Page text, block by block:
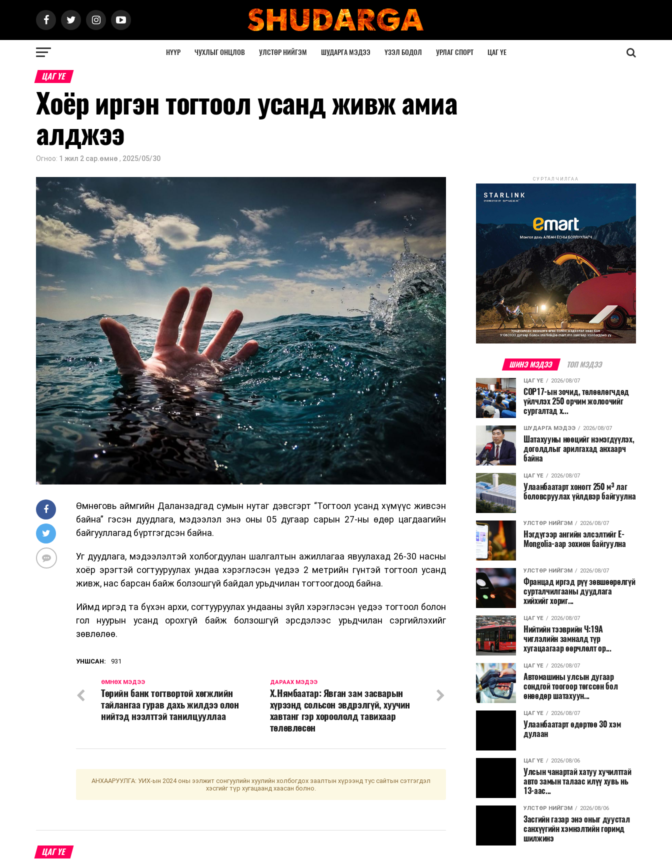
НҮҮР ЧУХЛЫГ ОНЦЛОВ УЛСТӨР НИЙГЭМ ШУДАРГА МЭДЭЭ ҮЗЭЛ БОДОЛ УРЛАГ СПОРТ ЦАГ ҮЕ
ЦАГ ҮЕ
Хоёр иргэн тогтоол усанд живж амиа
алджээ
Огноо: 1 жил 2 сар.өмнө , 2025/05/30
Өмнөговь аймгийн Даланзадгад сумын нутаг дэвсгэрт “Тогтоол усанд хүмүүс живсэн
байна” гэсэн дуудлага, мэдээлэл энэ оны 05 дугаар сарын 27-ны өдөр цагдаагийн
байгууллагад бүртгэгдсэн байна.
Уг дуудлага, мэдээлэлтэй холбогдуулан шалгалтын ажиллагаа явуулахад 26-30 насны
хоёр эрэгтэй согтууруулах ундаа хэрэглэсэн үедээ 2 метрийн гүнтэй тогтоол усанд
живж, нас барсан байж болзошгүй байдал урьдчилан тогтоогдоод байна.
Иймд иргэд та бүхэн архи, согтууруулах ундааны зүйл хэрэглэсэн үедээ тогтоол болон
гол нуурын усанд орохгүй байж болзошгүй эрсдэлээс урьдчилан сэргийлэхийг
зөвлөлөө.
УНШСАН: 931
ДАРААХ МЭДЭЭ
Х.Нямбаатар: Явган зам засварын
хүрээнд сольсон эвдрэлгүй, хуучин
хавтанг гэр хороололд тавихаар
төлөвлөсөн
ӨМНӨХ МЭДЭЭ
Төрийн банк тогтвортой хөгжлийн
тайлангаа гурав дахь жилдээ олон
нийтэд нээлттэй танилцууллаа
АНХААРУУЛГА: УИХ-ын 2024 оны ээлжит сонгуулийн хуулийн холбогдох заалтын хүрээнд тус сайтын сэтгэгдэл
хэсгийг түр хугацаанд хаасан болно.
ЦАГ ҮЕ
СУРТАЛЧИЛГАА
ШИНЭ МЭДЭЭ ТОП МЭДЭЭ
ЦАГ ҮЕ 2026/08/07
COP17-ын зочид, төлөөлөгчдөд
үйлчлэх 250 орчим жолоочийг
сургалтад х...
ШУДАРГА МЭДЭЭ 2026/08/07
Шатахууны нөөцийг нэмэгдүүлэх,
доголдлыг арилгахад анхаарч
байна
ЦАГ ҮЕ 2026/08/07
Улаанбаатарт хоногт 250 м³ лаг
боловсруулах үйлдвэр байгуулна
УЛСТӨР НИЙГЭМ 2026/08/07
Нэгдүгээр ангийн элсэлтийг E-
Mongolia-аар зохион байгуулна
УЛСТӨР НИЙГЭМ 2026/08/07
Францад иргэд рүү зөвшөөрөлгүй
сурталчилгааны дуудлага
хийхийг хориг...
ЦАГ ҮЕ 2026/08/07
Нийтийн тээврийн Ч:19А
чиглэлийн замналд түр
хугацаагаар өөрчлөлт ор...
ЦАГ ҮЕ 2026/08/07
Автомашины улсын дугаар
сондгой тоогоор төгссөн бол
өнөөдөр шатахуун...
ЦАГ ҮЕ 2026/08/07
Улаанбаатарт өдөртөө 30 хэм
дулаан
ЦАГ ҮЕ 2026/08/06
Улсын чанартай хатуу хучилттай
авто замын талаас илүү хувь нь
13-аас...
УЛСТӨР НИЙГЭМ 2026/08/06
Засгийн газар энэ оныг дуустал
санхүүгийн хэмнэлтийн горимд
шилжинэ